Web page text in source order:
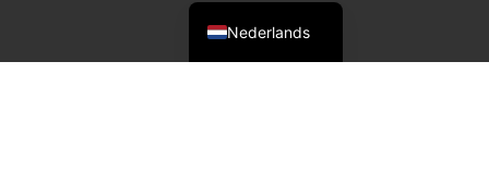
Nederlands